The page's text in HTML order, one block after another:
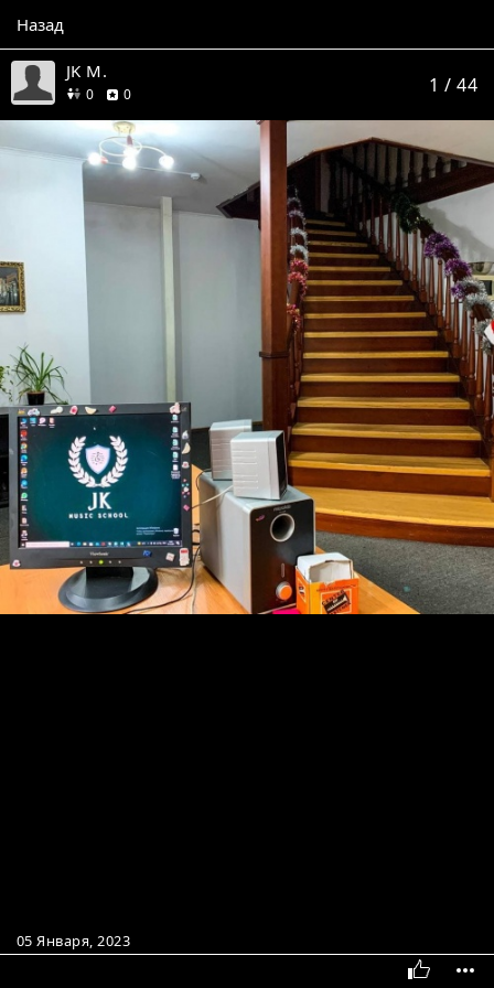
Назад
JK М.
0друзей
0отзывов 1 / 44
05 Января, 2023